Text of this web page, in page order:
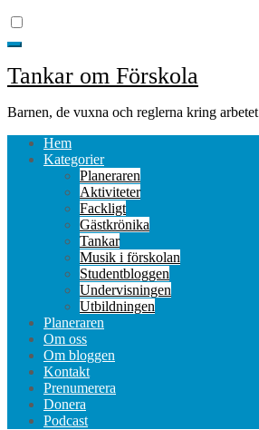
Tankar om Förskola
Barnen, de vuxna och reglerna kring arbetet
Hem
Kategorier
Planeraren
Aktiviteter
Fackligt
Gästkrönika
Tankar
Musik i förskolan
Studentbloggen
Undervisningen
Utbildningen
Planeraren
Om oss
Om bloggen
Kontakt
Prenumerera
Donera
Podcast